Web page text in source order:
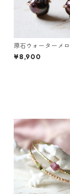
原石ウォーターメ
リンとパールのピア
¥8,900